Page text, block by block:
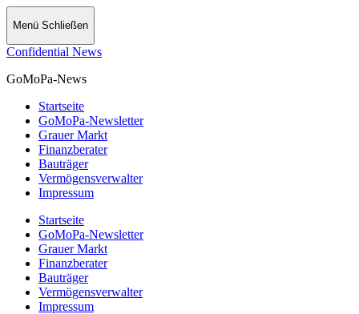
Menü Schließen
Confidential News
GoMoPa-News
Startseite
GoMoPa-Newsletter
Grauer Markt
Finanzberater
Bauträger
Vermögensverwalter
Impressum
Startseite
GoMoPa-Newsletter
Grauer Markt
Finanzberater
Bauträger
Vermögensverwalter
Impressum